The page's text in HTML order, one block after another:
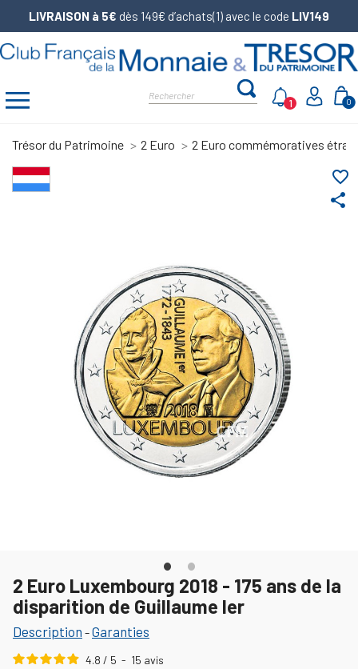
LIVRAISON à 5€ dès 149€ d’achats(1) avec le code LIV149
0
1
Trésor du Patrimoine 2 Euro 2 Euro commémoratives
share
favorite_border
2 Euro Luxembourg 2018 - 175 ans de la
disparition de Guillaume Ier
Description -Garanties
4.8 / 5 - 15 avis